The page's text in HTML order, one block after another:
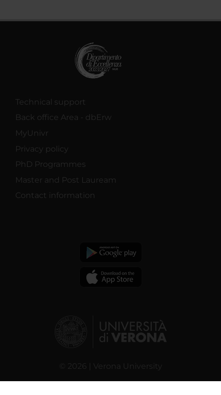
Technical support
Back office Area - dbErw
MyUnivr
Privacy policy
PhD Programmes
Master and Post Lauream
Contact information
© 2026 | Verona University